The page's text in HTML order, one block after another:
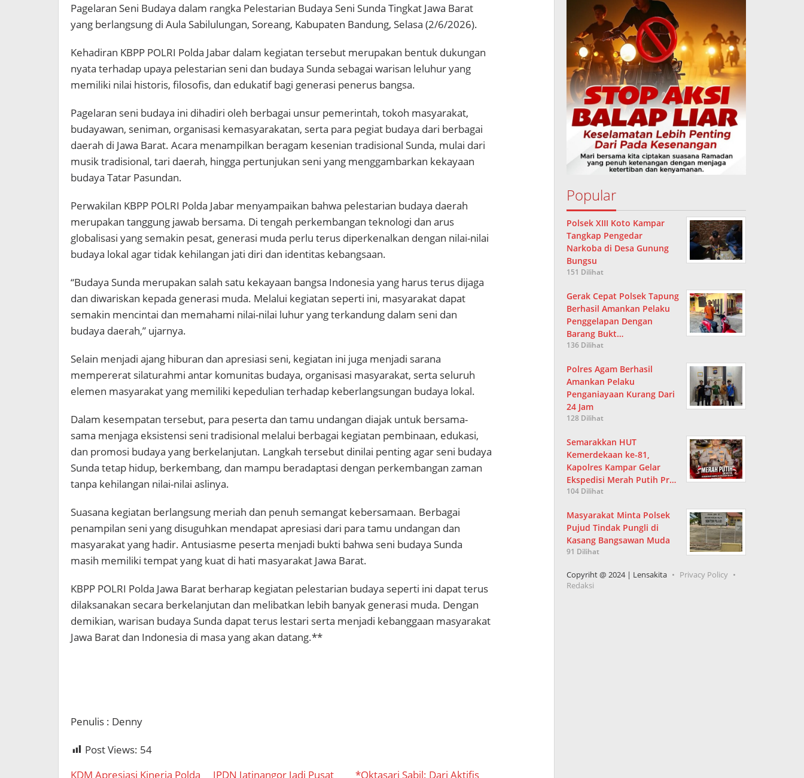
Pagelaran Seni Budaya dalam rangka Pelestarian Budaya Seni Sunda Tingkat Jawa Barat
yang berlangsung di Aula Sabilulungan, Soreang, Kabupaten Bandung, Selasa (2/6/2026).
Kehadiran KBPP POLRI Polda Jabar dalam kegiatan tersebut merupakan bentuk dukungan
nyata terhadap upaya pelestarian seni dan budaya Sunda sebagai warisan leluhur yang
memiliki nilai historis, filosofis, dan edukatif bagi generasi penerus bangsa.
Pagelaran seni budaya ini dihadiri oleh berbagai unsur pemerintah, tokoh masyarakat,
budayawan, seniman, organisasi kemasyarakatan, serta para pegiat budaya dari berbagai
daerah di Jawa Barat. Acara menampilkan beragam kesenian tradisional Sunda, mulai dari
musik tradisional, tari daerah, hingga pertunjukan seni yang menggambarkan kekayaan
budaya Tatar Pasundan.
Perwakilan KBPP POLRI Polda Jabar menyampaikan bahwa pelestarian budaya daerah
merupakan tanggung jawab bersama. Di tengah perkembangan teknologi dan arus
globalisasi yang semakin pesat, generasi muda perlu terus diperkenalkan dengan nilai-nilai
budaya lokal agar tidak kehilangan jati diri dan identitas kebangsaan.
“Budaya Sunda merupakan salah satu kekayaan bangsa Indonesia yang harus terus dijaga
dan diwariskan kepada generasi muda. Melalui kegiatan seperti ini, masyarakat dapat
semakin mencintai dan memahami nilai-nilai luhur yang terkandung dalam seni dan
budaya daerah,” ujarnya.
Selain menjadi ajang hiburan dan apresiasi seni, kegiatan ini juga menjadi sarana
mempererat silaturahmi antar komunitas budaya, organisasi masyarakat, serta seluruh
elemen masyarakat yang memiliki kepedulian terhadap keberlangsungan budaya lokal.
Dalam kesempatan tersebut, para peserta dan tamu undangan diajak untuk bersama-
sama menjaga eksistensi seni tradisional melalui berbagai kegiatan pembinaan, edukasi,
dan promosi budaya yang berkelanjutan. Langkah tersebut dinilai penting agar seni budaya
Sunda tetap hidup, berkembang, dan mampu beradaptasi dengan perkembangan zaman
tanpa kehilangan nilai-nilai aslinya.
Suasana kegiatan berlangsung meriah dan penuh semangat kebersamaan. Berbagai
penampilan seni yang disuguhkan mendapat apresiasi dari para tamu undangan dan
masyarakat yang hadir. Antusiasme peserta menjadi bukti bahwa seni budaya Sunda
masih memiliki tempat yang kuat di hati masyarakat Jawa Barat.
KBPP POLRI Polda Jawa Barat berharap kegiatan pelestarian budaya seperti ini dapat terus
dilaksanakan secara berkelanjutan dan melibatkan lebih banyak generasi muda. Dengan
demikian, warisan budaya Sunda dapat terus lestari serta menjadi kebanggaan masyarakat
Jawa Barat dan Indonesia di masa yang akan datang.**
Penulis : Denny
Post Views: 54
KDM Apresiasi Kinerja Polda
IPDN Jatinangor Jadi Pusat *Oktasari Sabil: Dari Aktifis
Popular
Polsek XIII Koto Kampar
Tangkap Pengedar
Narkoba di Desa Gunung
Bungsu
151 Dilihat
Gerak Cepat Polsek Tapung
Berhasil Amankan Pelaku
Penggelapan Dengan
Barang Bukt…
136 Dilihat
Polres Agam Berhasil
Amankan Pelaku
Penganiayaan Kurang Dari
24 Jam
128 Dilihat
Semarakkan HUT
Kemerdekaan ke-81,
Kapolres Kampar Gelar
Ekspedisi Merah Putih Pr…
104 Dilihat
Masyarakat Minta Polsek
Pujud Tindak Pungli di
Kasang Bangsawan Muda
91 Dilihat
Copyriht @ 2024 | Lensakita
Privacy Policy
Redaksi